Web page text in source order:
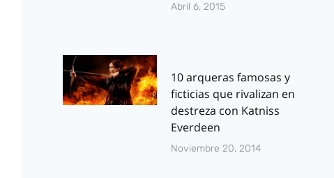
Abril 6, 2015
10 arqueras famosas y
ficticias que rivalizan en
destreza con Katniss
Everdeen
Noviembre 20, 2014